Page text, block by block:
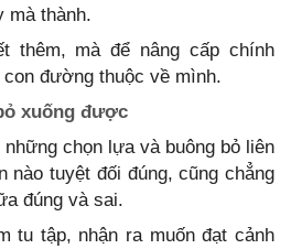
mà thành.
thêm, mà để nâng cấp chính
đường thuộc về mình.
xuống được
chọn lựa và buông bỏ liên
nào tuyệt đối đúng, cũng chẳng
đúng và sai.
tu tập, nhận ra muốn đạt cảnh